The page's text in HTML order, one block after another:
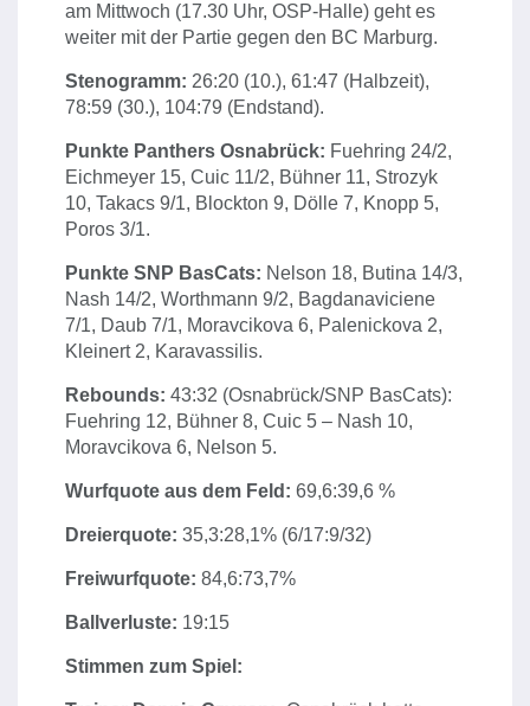
am Mittwoch (17.30 Uhr, OSP-Halle) geht es
weiter mit der Partie gegen den BC Marburg.
Stenogramm: 26:20 (10.), 61:47 (Halbzeit),
78:59 (30.), 104:79 (Endstand).
Punkte Panthers Osnabrück: Fuehring 24/2,
Eichmeyer 15, Cuic 11/2, Bühner 11, Strozyk
10, Takacs 9/1, Blockton 9, Dölle 7, Knopp 5,
Poros 3/1.
Punkte SNP BasCats: Nelson 18, Butina 14/3,
Nash 14/2, Worthmann 9/2, Bagdanaviciene
7/1, Daub 7/1, Moravcikova 6, Palenickova 2,
Kleinert 2, Karavassilis.
Rebounds: 43:32 (Osnabrück/SNP BasCats):
Fuehring 12, Bühner 8, Cuic 5 – Nash 10,
Moravcikova 6, Nelson 5.
Wurfquote aus dem Feld: 69,6:39,6 %
Dreierquote: 35,3:28,1% (6/17:9/32)
Freiwurfquote: 84,6:73,7%
Ballverluste: 19:15
Stimmen zum Spiel: